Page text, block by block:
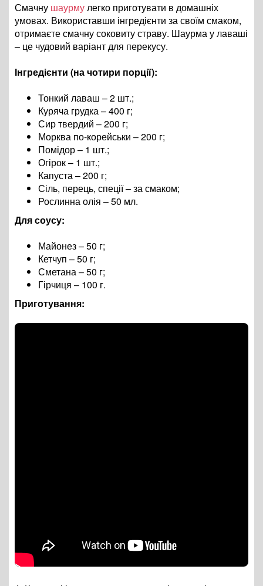
Смачну шаурмулегко приготувати в домашніх
умовах. Використавши інгредієнти за своїм смаком,
отримаєте смачну соковиту страву. Шаурма у лаваші
– це чудовий варіант для перекусу.
Інгредієнти (на чотири порції):
Тонкий лаваш – 2 шт.;
Куряча грудка – 400 г;
Сир твердий – 200 г;
Морква по-корейськи – 200 г;
Помідор – 1 шт.;
Огірок – 1 шт.;
Капуста – 200 г;
Сіль, перець, спеції – за смаком;
Рослинна олія – 50 мл.
Для соусу:
Майонез – 50 г;
Кетчуп – 50 г;
Сметана – 50 г;
Гірчиця – 100 г.
Приготування: